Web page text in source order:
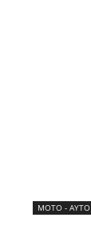
ΜOTO - AYTO